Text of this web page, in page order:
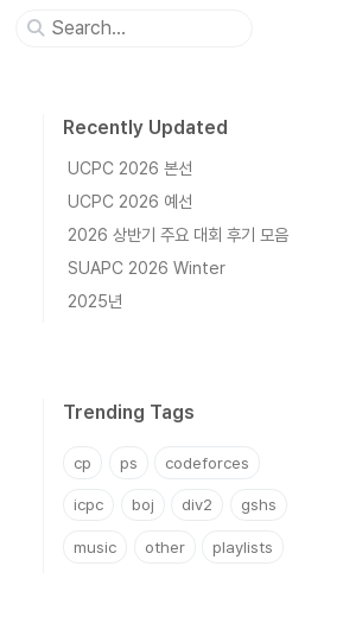
Recently Updated
UCPC 2026 본선
UCPC 2026 예선
2026 상반기 주요 대회 후기 모음
SUAPC 2026 Winter
2025년
Trending Tags
cp ps codeforces
icpc boj div2 gshs
music other playlists